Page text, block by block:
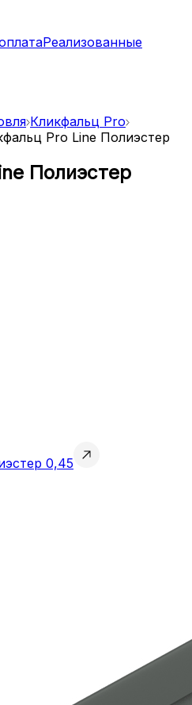
Реализованные
Кликфальц Pro
Pro Line Полиэстер
Полиэстер
0,45